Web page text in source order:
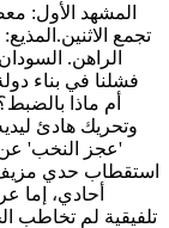
المشهد الأول:
الراهن.
فشلنا في بناء
أم ماذا
وتحريك هادئ
'عجز النخب' عن
استقطاب حدي
أحادي، إما
تلفيقية لم تخاطب